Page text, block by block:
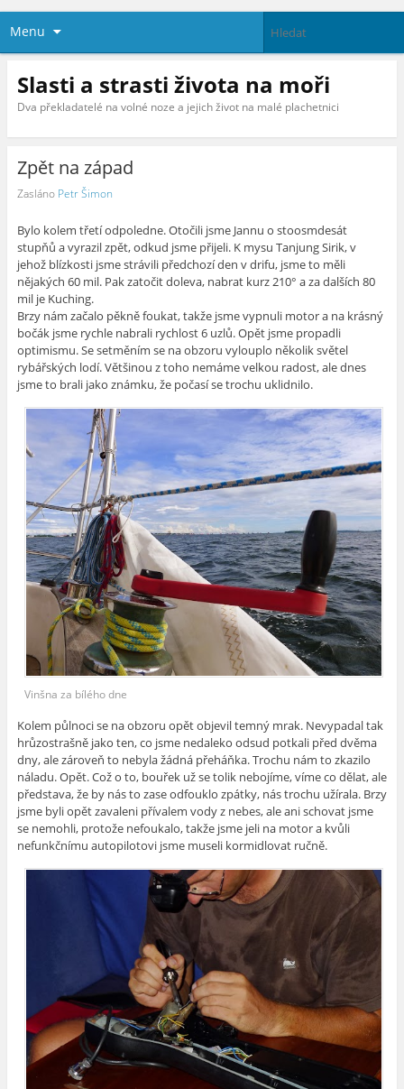
Menu
Slasti a strasti života na moři
Dva překladatelé na volné noze a jejich život na malé plachetnici
Zpět na západ
Zasláno Petr Šimon
Bylo kolem třetí odpoledne. Otočili jsme Jannu o stoosmdesát
stupňů a vyrazil zpět, odkud jsme přijeli. K mysu Tanjung Sirik, v
jehož blízkosti jsme strávili předchozí den v drifu, jsme to měli
nějakých 60 mil. Pak zatočit doleva, nabrat kurz 210° a za dalších 80
mil je Kuching.
Brzy nám začalo pěkně foukat, takže jsme vypnuli motor a na krásný
bočák jsme rychle nabrali rychlost 6 uzlů. Opět jsme propadli
optimismu. Se setměním se na obzoru vylouplo několik světel
rybářských lodí. Většinou z toho nemáme velkou radost, ale dnes
jsme to brali jako známku, že počasí se trochu uklidnilo.
Vinšna za bílého dne
Kolem půlnoci se na obzoru opět objevil temný mrak. Nevypadal tak
hrůzostrašně jako ten, co jsme nedaleko odsud potkali před dvěma
dny, ale zároveň to nebyla žádná přeháňka. Trochu nám to zkazilo
náladu. Opět. Což o to, bouřek už se tolik nebojíme, víme co dělat, ale
představa, že by nás to zase odfouklo zpátky, nás trochu užírala. Brzy
jsme byli opět zavaleni přívalem vody z nebes, ale ani schovat jsme
se nemohli, protože nefoukalo, takže jsme jeli na motor a kvůli
nefunkčnímu autopilotovi jsme museli kormidlovat ručně.